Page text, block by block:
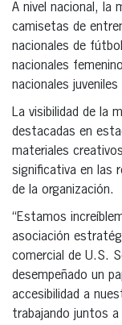
A nivel nacional, la
camisetas de
nacionales de
nacionales
nacionales
La visibilidad de la
destacadas en
materiales
significativa en las
de la organización.
“Estamos
asociación
comercial de U.S.
desempeñado un
accesibilidad a
trabajando juntos a